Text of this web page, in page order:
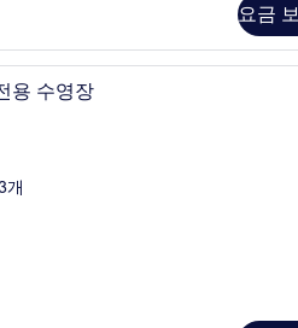
요금
빌라, 침실 3개, 전용 수영장
용 수영장
개